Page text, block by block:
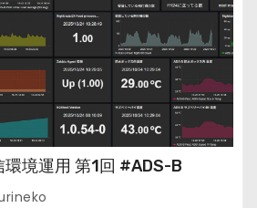
境運用 第1回 #ADS-B